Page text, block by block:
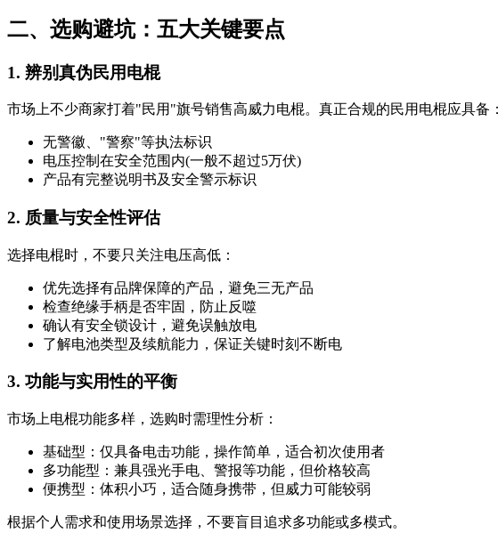
二、选购避坑：五大关键要点
1. 辨别真伪民用电棍
市场上不少商家打着"民用"旗号销售高威力电棍。真正合规的民用电棍应具备：
无警徽、"警察"等执法标识
电压控制在安全范围内(一般不超过5万伏)
产品有完整说明书及安全警示标识
2. 质量与安全性评估
选择电棍时，不要只关注电压高低：
优先选择有品牌保障的产品，避免三无产品
检查绝缘手柄是否牢固，防止反噬
确认有安全锁设计，避免误触放电
了解电池类型及续航能力，保证关键时刻不断电
3. 功能与实用性的平衡
市场上电棍功能多样，选购时需理性分析：
基础型：仅具备电击功能，操作简单，适合初次使用者
多功能型：兼具强光手电、警报等功能，但价格较高
便携型：体积小巧，适合随身携带，但威力可能较弱
根据个人需求和使用场景选择，不要盲目追求多功能或多模式。